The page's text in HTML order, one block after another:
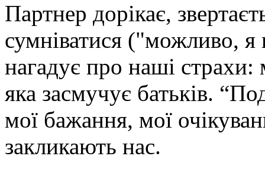
Партнер дорікає,
сумніватися ("можливо,
нагадує про наші
яка засмучує батьків.
мої бажання, мої
закликають нас.